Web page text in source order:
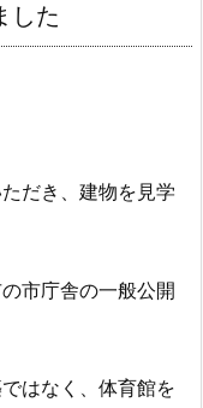
した
だき、建物を見学
市庁舎の一般公開
はなく、体育館を